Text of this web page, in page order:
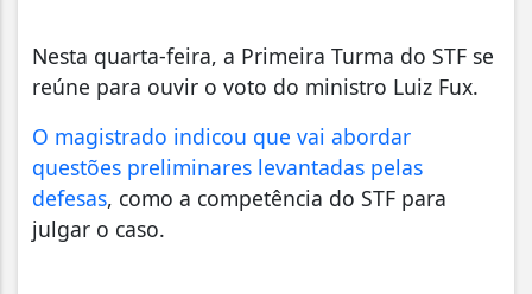
Nesta quarta-feira, a Primeira Turma do STF se
reúne para ouvir o voto do ministro Luiz Fux.
O magistrado indicou que vai abordar
questões preliminares levantadas pelas
defesas, como a competência do STF para
julgar o caso.